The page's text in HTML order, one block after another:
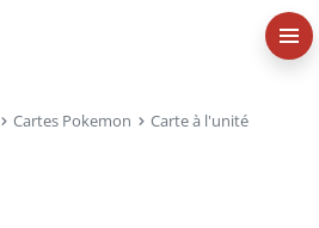
Cartes Pokemon Carte à l'unité